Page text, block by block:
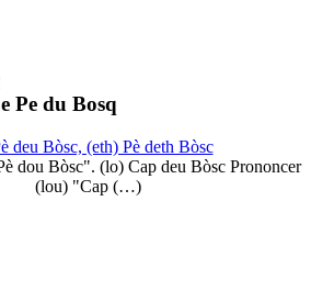
Pe du Bosq
deu Bòsc, (eth) Pè deth Bòsc
dou Bòsc". (lo) Cap deu Bòsc Prononcer
(lou) "Cap (…)